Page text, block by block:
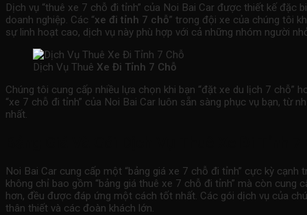
Dịch vụ “thuê xe 7 chỗ đi tỉnh” của Noi Bai Car được thiết kế đặc
doanh nghiệp. Các “xe đi tỉnh 7 chỗ” trong đội xe của chúng tôi
sự linh hoạt cao, dịch vụ này phù hợp với cả những nhóm người
Dịch Vụ Thuê Xe Đi Tỉnh 7 Chỗ
Chúng tôi cung cấp nhiều lựa chọn khi bạn “đặt xe du lịch 7 chỗ”
“xe 7 chỗ đi tỉnh” của Noi Bai Car luôn sẵn sàng phục vụ bạn, từ
nhất.
Noi Bai Car cung cấp một “bảng giá xe 7 chỗ đi tỉnh” cực kỳ
không chỉ bao gồm “bảng giá thuê xe 7 chỗ đi tỉnh” mà còn cung
hơn, đều được đáp ứng một cách tốt nhất. Các gói dịch vụ của
thân thiết và các đoàn khách lớn.